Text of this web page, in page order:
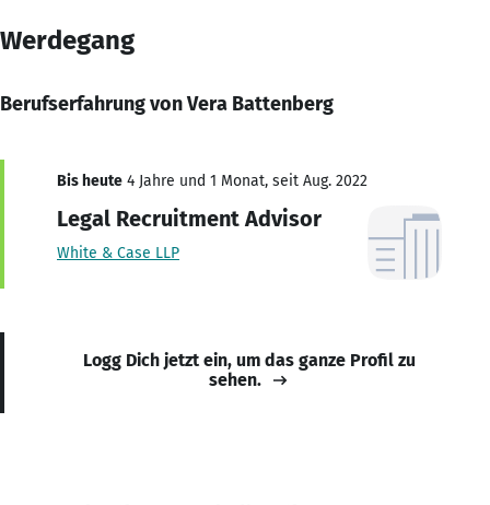
Werdegang
Berufserfahrung von Vera Battenberg
Bis heute 4 Jahre und 1 Monat, seit Aug. 2022
Legal Recruitment Advisor
White & Case LLP
Logg Dich jetzt ein, um das ganze Profil zu
sehen.